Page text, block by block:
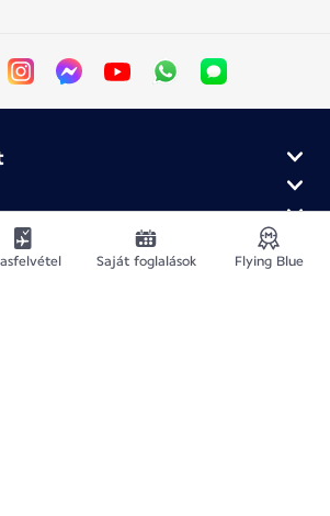
Saját foglalások Flying Blue